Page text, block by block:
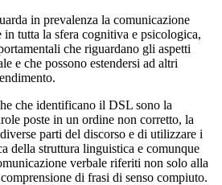
in prevalenza la comunicazione
tutta la sfera cognitiva e psicologica,
che riguardano gli aspetti
e che possono estendersi ad altri
che identificano il DSL sono la
poste in un ordine non corretto, la
parti del discorso e di utilizzare i
della struttura linguistica e comunque
verbale riferiti non solo alla
di frasi di senso compiuto.